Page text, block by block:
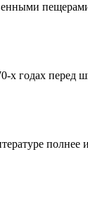
х годах перед
полнее